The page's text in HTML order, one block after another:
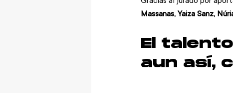
Massanas, Yaiza Sanz,
El
aun así,